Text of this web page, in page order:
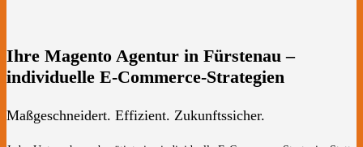
Ihre Magento Agentur in Fürstenau –
individuelle E-Commerce-Strategien
Maßgeschneidert. Effizient. Zukunftssicher.